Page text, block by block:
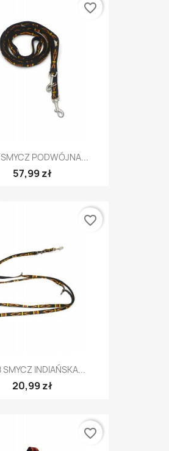
PODWÓJNA...
57,99 zł
favorite_border
SMYCZ INDIAŃSKA...
20,99 zł
favorite_border
favorite_border